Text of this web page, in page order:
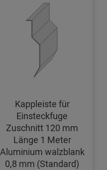
Kappleiste für
Einsteckfuge
Zuschnitt 120 mm
Länge 1 Meter
Aluminium walzblank
0,8 mm (Standard)